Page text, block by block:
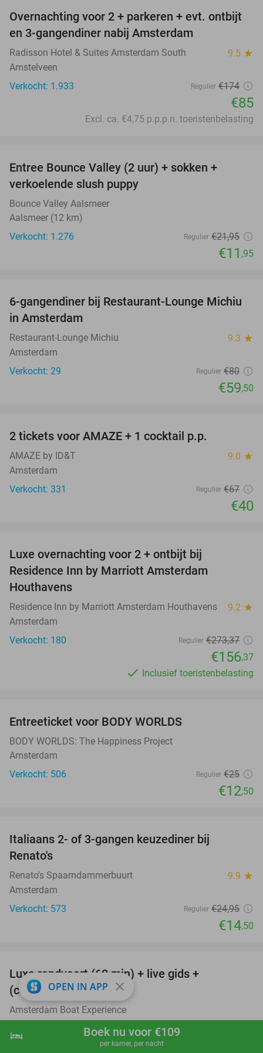
shopping_cart Boek nu
hotel Boek nu voor €109
per kamer, per nacht
51%
Overnachting voor 2 + parkeren + evt. ontbijt
en 3-gangendiner nabij Amsterdam
Radisson Hotel & Suites Amsterdam South 9.5 star
Amstelveen
Verkocht: 1.933
Regulier €174
€85
Excl. ca. €4,75 p.p.p.n. toeristenbelasting
Entree Bounce Valley (2 uur) + sokken +
verkoelende slush puppy
Bounce Valley Aalsmeer
Aalsmeer (12 km)
Verkocht: 1.276
Regulier €21,95
€11 ,95
26%
6-gangendiner bij Restaurant-Lounge Michiu
in Amsterdam
Restaurant-Lounge Michiu 9.3 star
Amsterdam
Verkocht: 29
Regulier €80
€59,50
2 tickets voor AMAZE + 1 cocktail p.p.
AMAZE by ID&T 9.0 star
Amsterdam
Verkocht: 331
Regulier €67
€40
Luxe overnachting voor 2 + ontbijt bij
Residence Inn by Marriott Amsterdam
Houthavens
Residence Inn by Marriott Amsterdam Houthavens 9.2 star
Amsterdam
Verkocht: 180
Regulier €273,37
€156,37
Inclusief toeristenbelasting
Entreeticket voor BODY WORLDS
BODY WORLDS: The Happiness Project
Amsterdam
Verkocht: 506
Regulier €25
€12,50
Italiaans 2- of 3-gangen keuzediner bij
Renato's
Renato's Spaarndammerbuurt 9.9 star
Amsterdam
Verkocht: 573
Regulier €24,95
€14,50
Luxe rondvaart (60 min) + live gids +
(cocktail)bar aan boord
Amsterdam Boat Experience
Verkocht: 108
OPEN IN APP close